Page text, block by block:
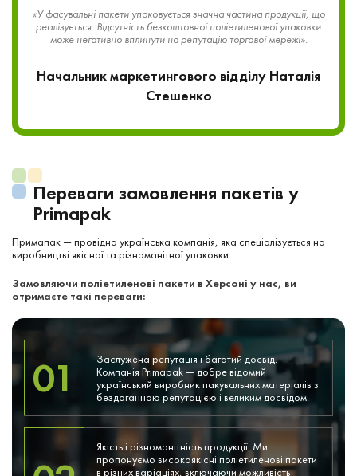
«У фасувальні пакети упаковується значна частина продукції, що
реалізується. Відсутність безкоштовної поліетиленової упаковки
може негативно вплинути на репутацію торгової мережі».
Начальник маркетингового відділу Наталія
Стешенко
Переваги замовлення пакетів у
Primapak
Примапак — провідна українська компанія, яка спеціалізується на
виробництві якісної та різноманітної упаковки.
Замовляючи поліетиленові пакети в Херсоні у нас, ви
отримаєте такі переваги:
01
Заслужена репутація і багатий досвід.
Компанія Primapak — добре відомий
український виробник пакувальних матеріалів з
бездоганною репутацією і великим досвідом.
Якість і різноманітність продукції. Ми
пропонуємо високоякісні поліетиленові пакети
в різних варіаціях, включаючи можливість